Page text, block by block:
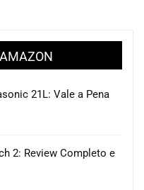
21L: Vale a Pena
2: Review Completo e